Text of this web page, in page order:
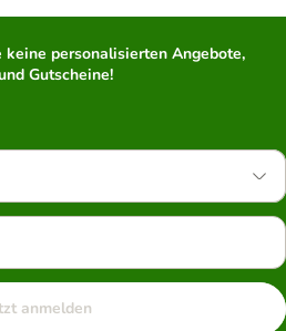
keine personalisierten Angebote,
Gutscheine!
anmelden